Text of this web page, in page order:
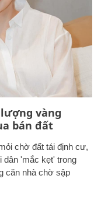
vàng
bán đất
chờ đất tái định cư,
dân 'mắc kẹt' trong
căn nhà chờ sập